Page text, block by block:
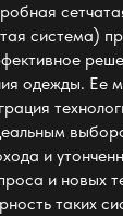
система)
одежды. Ее
и
и новых
таких